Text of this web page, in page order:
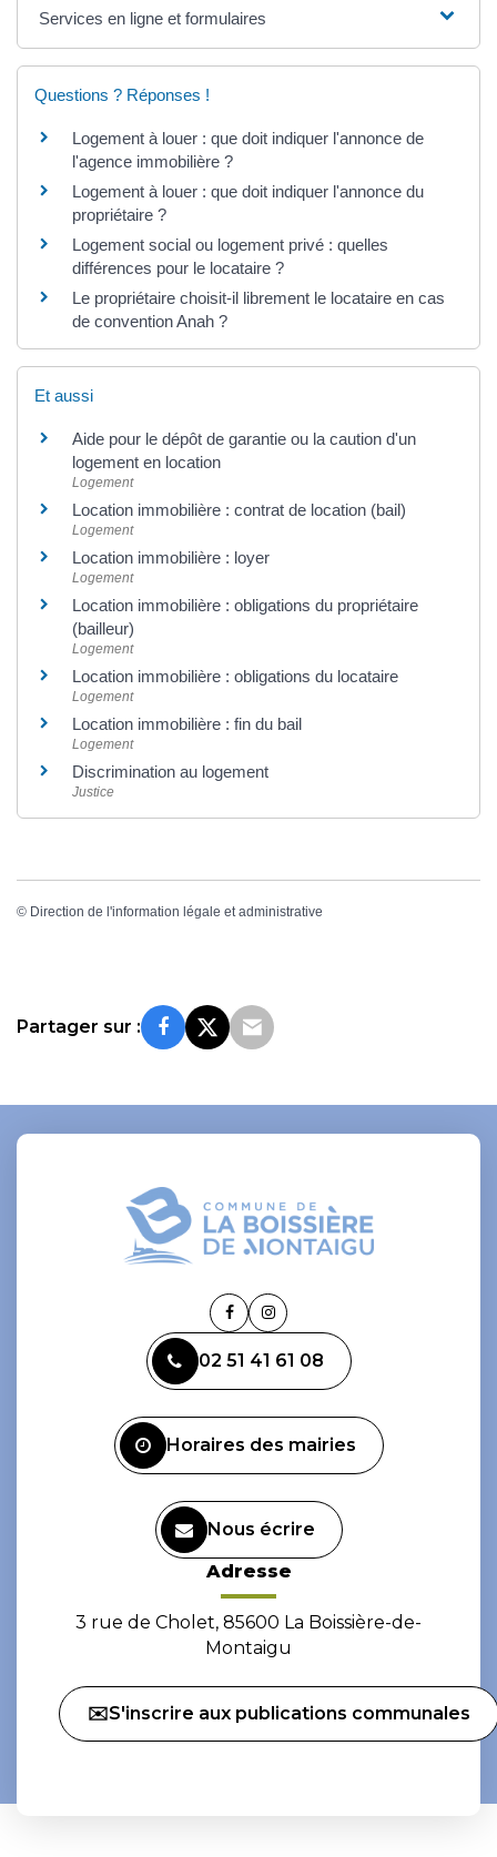
Services en ligne et formulaires
Questions ? Réponses !
Logement à louer : que doit indiquer l'annonce de
l'agence immobilière ?
Logement à louer : que doit indiquer l'annonce du
propriétaire ?
Logement social ou logement privé : quelles
différences pour le locataire ?
Le propriétaire choisit-il librement le locataire en cas
de convention Anah ?
Et aussi
Aide pour le dépôt de garantie ou la caution d'un
logement en location
Logement
Location immobilière : contrat de location (bail)
Logement
Location immobilière : loyer
Logement
Location immobilière : obligations du propriétaire
(bailleur)
Logement
Location immobilière : obligations du locataire
Logement
Location immobilière : fin du bail
Logement
Discrimination au logement
Justice
© Direction de l'information légale et administrative
Partager sur :
Lien
le
compte
Lien
le
compte
02 51 41 61 08
Horaires des mairies
Nous écrire
Adresse
3 rue de Cholet, 85600 La Boissière-de-
Montaigu
✉️S'inscrire aux publications communales